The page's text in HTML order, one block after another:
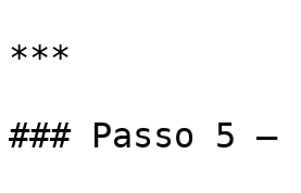
***
### Passo 5